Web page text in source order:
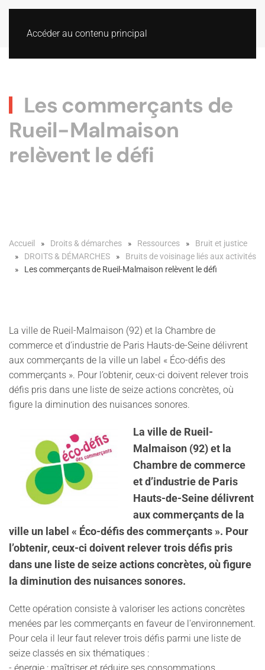
Accéder au contenu principal
Les commerçants de
Rueil-Malmaison
relèvent le défi
Accueil Droits & démarches Ressources
Bruit et justice
DROITS & DÉMARCHES
Bruits de voisinage liés aux activités
Les commerçants de Rueil-Malmaison relèvent le défi
La ville de Rueil-Malmaison (92) et la Chambre de
commerce et d’industrie de Paris Hauts-de-Seine délivrent
aux commerçants de la ville un label « Éco-défis des
commerçants ». Pour l’obtenir, ceux-ci doivent relever trois
défis pris dans une liste de seize actions concrètes, où
figure la diminution des nuisances sonores.
La ville de Rueil-
Malmaison (92) et la
Chambre de commerce
et d’industrie de Paris
Hauts-de-Seine délivrent
aux commerçants de la
ville un label « Éco-défis des commerçants ». Pour
l’obtenir, ceux-ci doivent relever trois défis pris
dans une liste de seize actions concrètes, où figure
la diminution des nuisances sonores.
Cette opération consiste à valoriser les actions concrètes
menées par les commerçants en faveur de l'environnement.
Pour cela il leur faut relever trois défis parmi une liste de
seize classés en six thématiques :